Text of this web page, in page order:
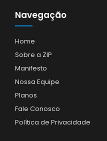
Navegação
Home
Sobre a ZIP
Manifesto
Nossa Equipe
Planos
Fale Conosco
Política de Privacidade